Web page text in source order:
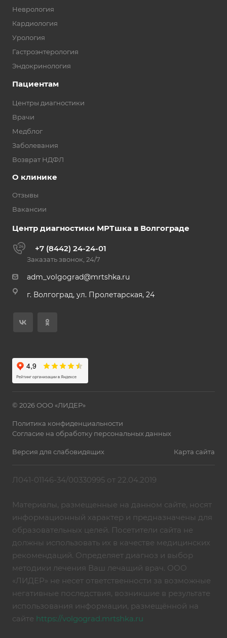
Неврология
Кардиология
Урология
Гастроэнтерология
Эндокринология
Пациентам
Центры диагностики
Врачи
Медблог
Заболевания
Возврат НДФЛ
О клинике
Отзывы
Вакансии
Центр диагностики МРТшка в Волгограде
+7 (8442) 24-24-01
Заказать звонок, 24/7
adm_volgograd@mrtshka.ru
г. Волгоград, ул. Пролетарская, 24
© 2026 ООО «ЛИДЕР»
Политика конфиденциальности
Согласие на обработку персональных данных
Версия для слабовидящих Карта сайта
Л041-01146-34/00330995 от 22.04.2019
Материалы, размещенные на данном сайте, носят
информационный характер и предназначены для
образовательных целей. Посетители сайта не
должны использовать их в качестве медицинских
рекомендаций. Определяет диагноз и выбор
методики лечения Ваш лечащий врач. ООО
«ЛИДЕР» не несет ответственности за возможные
негативные последствия, возникшие в результате
использования информации, размещённой на
сайте https://volgograd.mrtshka.ru